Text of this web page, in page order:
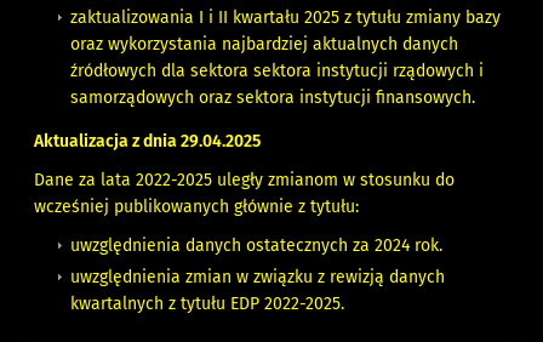
zaktualizowania I i II kwartału 2025 z tytułu zmiany bazy
oraz wykorzystania najbardziej aktualnych danych
źródłowych dla sektora sektora instytucji rządowych i
samorządowych oraz sektora instytucji finansowych.
Aktualizacja z dnia 29.04.2025
Dane za lata 2022-2025 uległy zmianom w stosunku do
wcześniej publikowanych głównie z tytułu:
uwzględnienia danych ostatecznych za 2024 rok.
uwzględnienia zmian w związku z rewizją danych
kwartalnych z tytułu EDP 2022-2025.